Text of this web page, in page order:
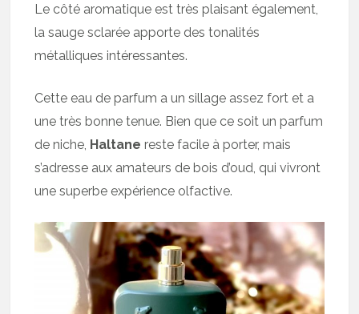
Le côté aromatique est très plaisant également,
la sauge sclarée apporte des tonalités
métalliques intéressantes.
Cette eau de parfum a un sillage assez fort et a
une très bonne tenue. Bien que ce soit un parfum
de niche, Haltane reste facile à porter, mais
s’adresse aux amateurs de bois d’oud, qui vivront
une superbe expérience olfactive.